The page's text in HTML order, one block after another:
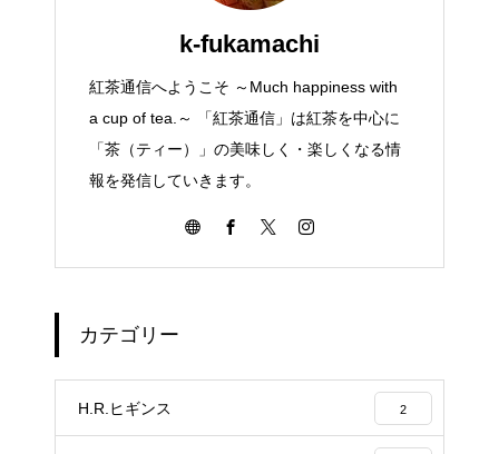
k-fukamachi
紅茶通信へようこそ ～Much happiness with
a cup of tea.～ 「紅茶通信」は紅茶を中心に
「茶（ティー）」の美味しく・楽しくなる情
報を発信していきます。
カテゴリー
H.R.ヒギンス 2